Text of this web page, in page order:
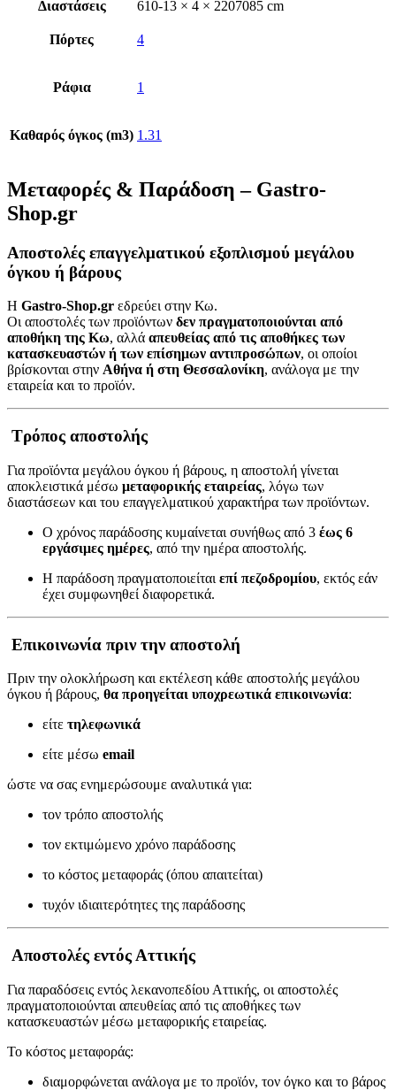
Διαστάσεις 610-13 × 4 × 2207085 cm
Πόρτες 4
Ράφια 1
Καθαρός όγκος (m3) 1.31
Μεταφορές & Παράδοση – Gastro-
Shop.gr
Αποστολές επαγγελματικού εξοπλισμού μεγάλου
όγκου ή βάρους
Η Gastro-Shop.gr εδρεύει στην Κω.
Οι αποστολές των προϊόντων δεν πραγματοποιούνται από
αποθήκη της Κω, αλλά απευθείας από τις αποθήκες των
κατασκευαστών ή των επίσημων αντιπροσώπων, οι οποίοι
βρίσκονται στην Αθήνα ή στη Θεσσαλονίκη, ανάλογα με την
εταιρεία και το προϊόν.
Τρόπος αποστολής
Για προϊόντα μεγάλου όγκου ή βάρους, η αποστολή γίνεται
αποκλειστικά μέσω μεταφορικής εταιρείας, λόγω των
διαστάσεων και του επαγγελματικού χαρακτήρα των προϊόντων.
Ο χρόνος παράδοσης κυμαίνεται συνήθως από 3 έως 6
εργάσιμες ημέρες, από την ημέρα αποστολής.
Η παράδοση πραγματοποιείται επί πεζοδρομίου, εκτός εάν
έχει συμφωνηθεί διαφορετικά.
Επικοινωνία πριν την αποστολή
Πριν την ολοκλήρωση και εκτέλεση κάθε αποστολής μεγάλου
όγκου ή βάρους, θα προηγείται υποχρεωτικά επικοινωνία:
είτε τηλεφωνικά
είτε μέσω email
ώστε να σας ενημερώσουμε αναλυτικά για:
τον τρόπο αποστολής
τον εκτιμώμενο χρόνο παράδοσης
το κόστος μεταφοράς (όπου απαιτείται)
τυχόν ιδιαιτερότητες της παράδοσης
Αποστολές εντός Αττικής
Για παραδόσεις εντός λεκανοπεδίου Αττικής, οι αποστολές
πραγματοποιούνται απευθείας από τις αποθήκες των
κατασκευαστών μέσω μεταφορικής εταιρείας.
Το κόστος μεταφοράς:
διαμορφώνεται ανάλογα με το προϊόν, τον όγκο και το βάρος